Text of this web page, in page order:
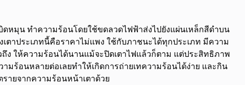
มุน ทำความร้อนโดยใช้ขดลวดไฟฟ้าส่งไปยังแผ่นเหล็กสีดำบน
ตาประเภทนี้คือราคาไม่แพง ใช้กับภาชนะได้ทุกประเภท มีความ
ให้ความร้อนได้นานแม้จะปิดเตาไฟแล้วก็ตาม แต่ประสิทธิภาพ
มร้อนหลายต่อเลยทำให้เกิดการถ่ายเทความร้อนได้ง่าย และกิน
ายจากความร้อนหน้าเตาด้วย